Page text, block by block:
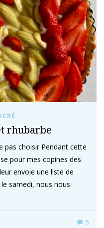
rhubarbe
pas choisir Pendant cette
pour mes copines des
envoie une liste de
samedi, nous nous
5